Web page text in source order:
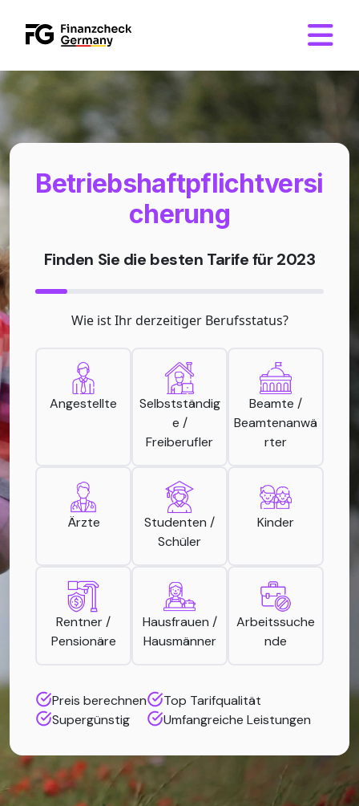
Betriebshaftpflichtversi
cherung
Finden Sie die besten Tarife für 2023
Wie ist Ihr derzeitiger Berufsstatus?
Angestellte
Selbstständig
e /
Freiberufler
Beamte /
Beamtenanwä
rter
Ärzte
Studenten /
Schüler
Kinder
Rentner /
Pensionäre
Hausfrauen /
Hausmänner
Arbeitssuche
nde
Preis berechnen
Supergünstig
Top Tarifqualität
Umfangreiche Leistungen